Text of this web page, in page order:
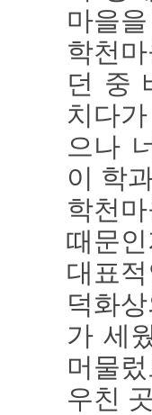
마을
학천
던 중
치다
으나
이 학
학천
때문
대표
덕화
가 세
머물
우친